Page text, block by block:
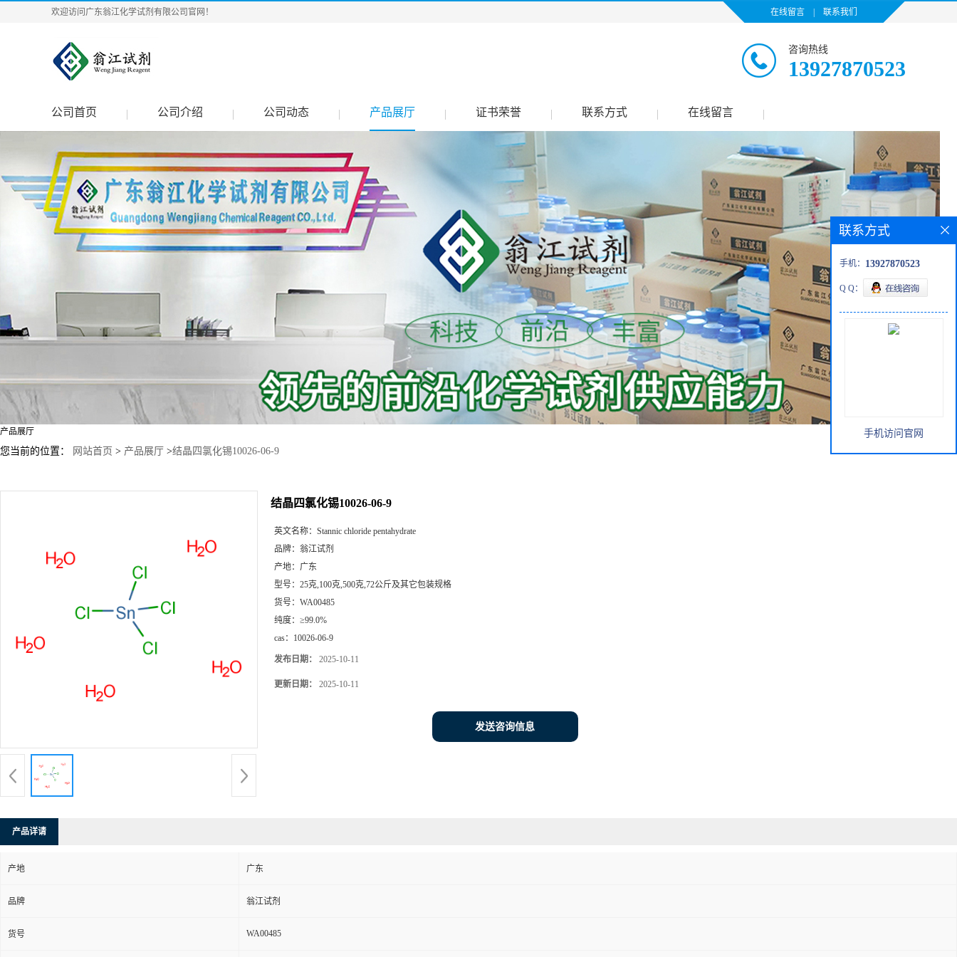
欢迎访问广东翁江化学试剂有限公司官网！ 在线留言 联系我们
咨询热线
13927870523
公司首页 公司介绍 公司动态 产品展厅 证书荣誉 联系方式 在线留言
产品展厅
您当前的位置： 网站首页 > 产品展厅 >结晶四氯化锡10026-06-9
结晶四氯化锡10026-06-9
英文名称： Stannic chloride pentahydrate
品牌： 翁江试剂
产地： 广东
型号： 25克,100克,500克,72公斤及其它包装规格
货号： WA00485
纯度： ≥99.0%
cas： 10026-06-9
发布日期： 2025-10-11
更新日期： 2025-10-11
发送咨询信息
产品详请
产地 广东
品牌 翁江试剂
货号 WA00485
联系方式
手机： 13927870523
Q Q：
手机访问官网